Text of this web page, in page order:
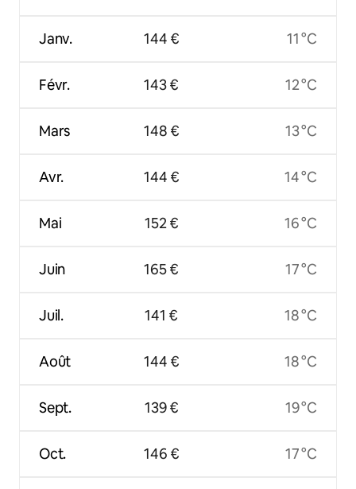
Janv.
Févr.
Mars
Avr.
Mai
Juin
Juil.
Août
Sept.
Oct.
144 €
143 €
148 €
144 €
152 €
165 €
141 €
144 €
139 €
146 €
11 °C
12 °C
13 °C
14 °C
16 °C
17 °C
18 °C
18 °C
19 °C
17 °C